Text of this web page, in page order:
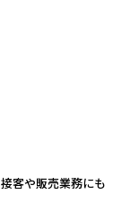
接客や販売業務にも